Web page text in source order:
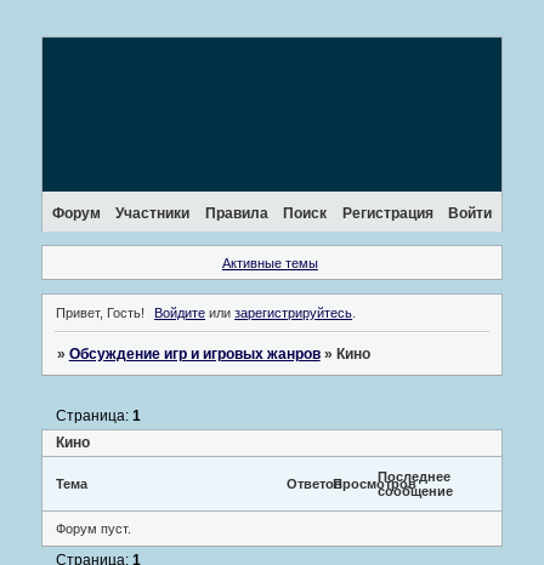
Форум Участники Правила Поиск Регистрация Войти
Активные темы
Привет, Гость! Войдите илизарегистрируйтесь
» Обсуждение игр и игровых жанров » Кино
Кино
Страница: 1
Тема ОтветовПросмотровПоследнее
сообщение
Форум пуст.
Страница: 1